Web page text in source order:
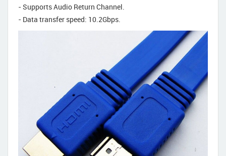
- Supports Audio Return Channel.
- Data transfer speed: 10.2Gbps.